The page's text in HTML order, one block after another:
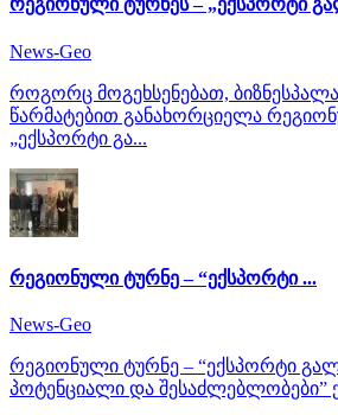
რეგიონული ტურნეს – „ექსპორტი
News-Geo
როგორც მოგეხსენებათ,
წარმატებით განახორციელა
„ექსპორტი გა...
რეგიონული ტურნე – “ექსპორტი ...
News-Geo
რეგიონული ტურნე – “ექსპორტი
პოტენციალი და შესაძლებლობები”